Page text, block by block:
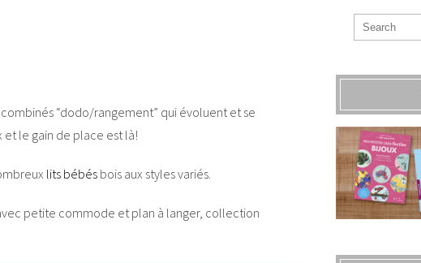
“dodo/rangement” qui évoluent et se
et le gain de place est là!
lits bébés bois aux styles variés.
petite commode et plan à langer, collection